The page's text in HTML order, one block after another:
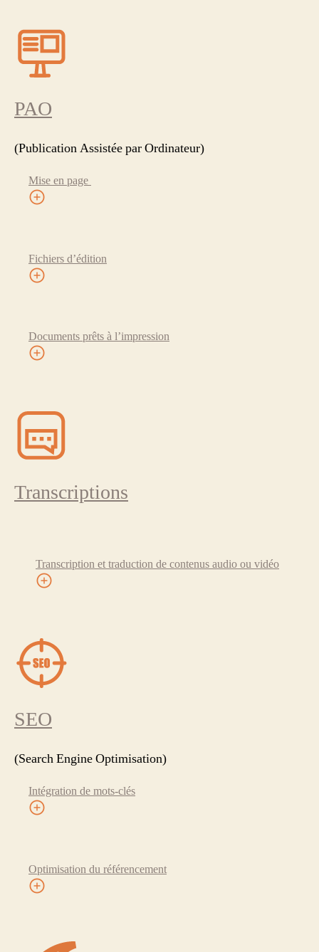
PAO
(Publication Assistée par Ordinateur)
Mise en page
Fichiers d’édition
Documents prêts à l’impression
Transcriptions
Transcription et traduction de contenus audio ou vidéo
SEO
(Search Engine Optimisation)
Intégration de mots-clés
Optimisation du référencement